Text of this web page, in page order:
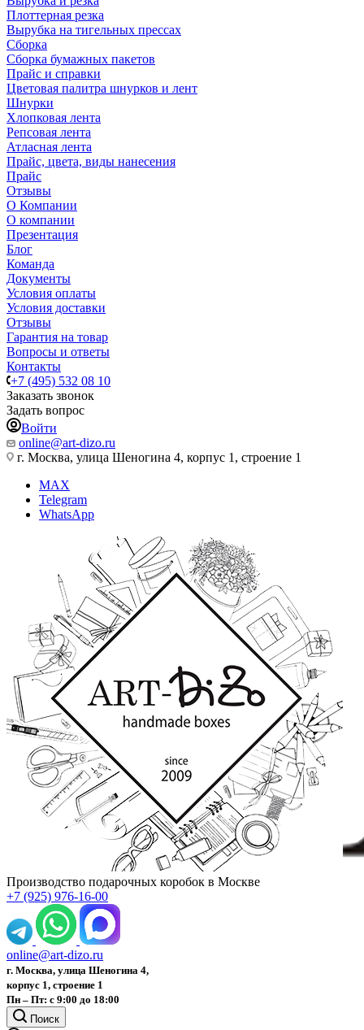
Плоттерная резка
Вырубка на тигельных прессах
Сборка
Сборка бумажных пакетов
Прайс и справки
Цветовая палитра шнурков и лент
Шнурки
Хлопковая лента
Репсовая лента
Атласная лента
Прайс, цвета, виды нанесения
Прайс
Отзывы
О Компании
О компании
Презентация
Блог
Команда
Документы
Условия оплаты
Условия доставки
Отзывы
Гарантия на товар
Вопросы и ответы
Контакты
+7 (495) 532 08 10
Заказать звонок
Задать вопрос
Войти
online@art-dizo.ru
г. Москва, улица Шеногина 4, корпус 1, строение 1
MAX
Telegram
WhatsApp
Производство подарочных коробок в Москве
+7 (925) 976-16-00
online@art-dizo.ru
г. Москва, улица Шеногина 4,
корпус 1, строение 1
Пн – Пт: с 9:00 до 18:00
Поиск